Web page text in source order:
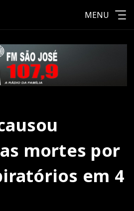
MENU
mortes por
em 4